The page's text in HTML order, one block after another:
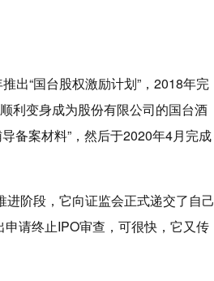
出“国台股权激励计划”，2018年完
利变身成为股份有限公司的国台酒
备案材料”，然后于2020年4月完成
阶段，它向证监会正式递交了自己
请终止IPO审查，可很快，它又传